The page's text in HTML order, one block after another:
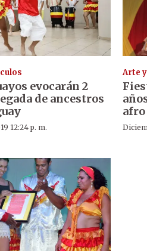
evocarán 2
de ancestros
12:24 p. m.
Arte
afro